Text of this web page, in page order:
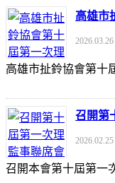
高雄市
2026.03.26
高雄市扯鈴協會第十
召開第
2026.02.25
召開本會第十屆第一